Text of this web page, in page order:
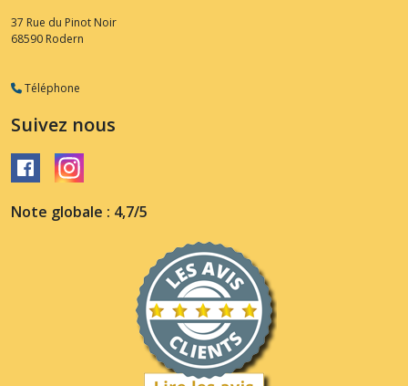
37 Rue du Pinot Noir
68590 Rodern
Téléphone
Suivez nous
Note globale : 4,7/5